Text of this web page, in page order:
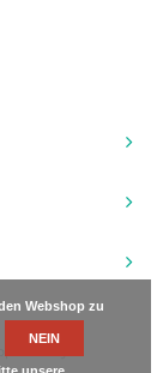
Webshop zu
NEIN